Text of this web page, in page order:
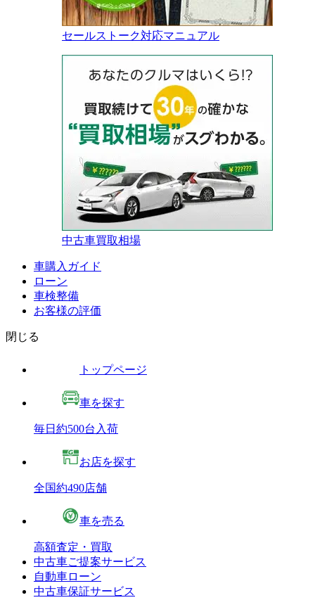
セールストーク対応マニュアル
中古車買取相場
車購入ガイド
ローン
車検整備
お客様の評価
閉じる
トップページ
車を探す
毎日約500台入荷
お店を探す
全国約490店舗
車を売る
高額査定・買取
中古車ご提案サービス
自動車ローン
中古車保証サービス